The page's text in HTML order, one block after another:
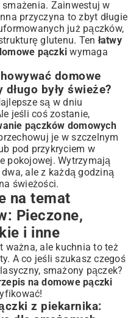
Zainwestuj w
przyczyna to zbyt długie
już pączków,
glutenu. Ten łatwy
pączki wymaga
domowe
były świeże?
są w dniu
jeśli coś zostanie,
pączków domowych
je w szczelnym
pod przykryciem w
pokojowej. Wytrzymają
ale z każdą godziną
świeżości.
na temat
Pieczone,
i inne
ważna, ale kuchnia to też
A co jeśli szukasz czegoś
smażony pączek?
na domowe pączki
z piekarnika: